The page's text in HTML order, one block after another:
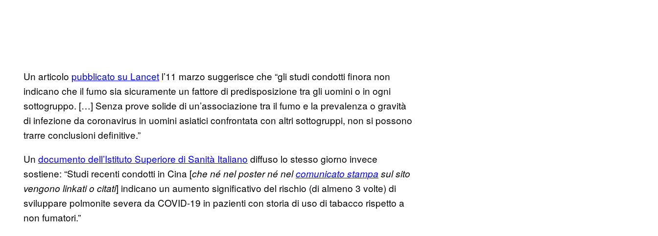
Un articolo pubblicato su Lancet l’11 marzo suggerisce che “gli studi condotti finora non
indicano che il fumo sia sicuramente un fattore di predisposizione tra gli uomini o in ogni
sottogruppo. […] Senza prove solide di un’associazione tra il fumo e la prevalenza o gravità
di infezione da coronavirus in uomini asiatici confrontata con altri sottogruppi, non si possono
trarre conclusioni definitive.”
Un documento dell’Istituto Superiore di Sanità Italiano diffuso lo stesso giorno invece
sostiene: “Studi recenti condotti in Cina [che né nel poster né nelcomunicato stampa sul sito
vengono linkati o citati] indicano un aumento significativo del rischio (di almeno 3 volte) di
sviluppare polmonite severa da COVID-19 in pazienti con storia di uso di tabacco rispetto a
non fumatori.”